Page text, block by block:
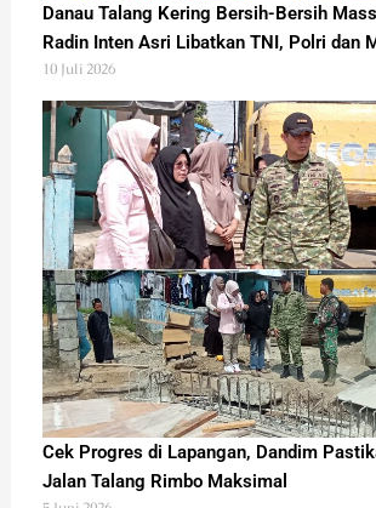
Danau Talang Kering Bersih-Bersih
Radin Inten Asri Libatkan TNI, Polri dan
10 Juli 2026
Cek Progres di Lapangan, Dandim
Jalan Talang Rimbo Maksimal